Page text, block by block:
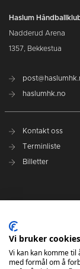
Haslum
Nadderud Arena
1357, Bekkestua
haslumhk.no
Kontakt oss
Terminliste
Billetter
Ansvarlig
Vi bruker cookies
Vi kan kan komme til
med formål om å